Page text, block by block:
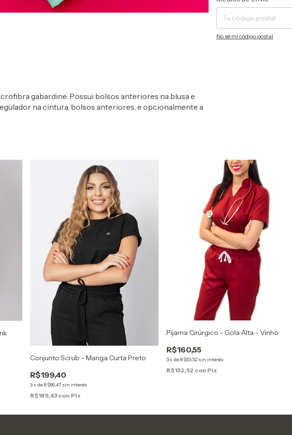
No sé mi código postal
gabardine. Possui bolsos anteriores na blusa e
na cintura, bolsos anteriores, e opcionalmente a
Conjunto Scrub - Manga Curta Preto
R$199,40
3x de R$66,47 sin interés
R$189,43 con Pix
Pijama Cirúrgico - Gola Alta - Vinho
R$160,55
3x de R$53,52 sin interés
R$152,52 con Pix